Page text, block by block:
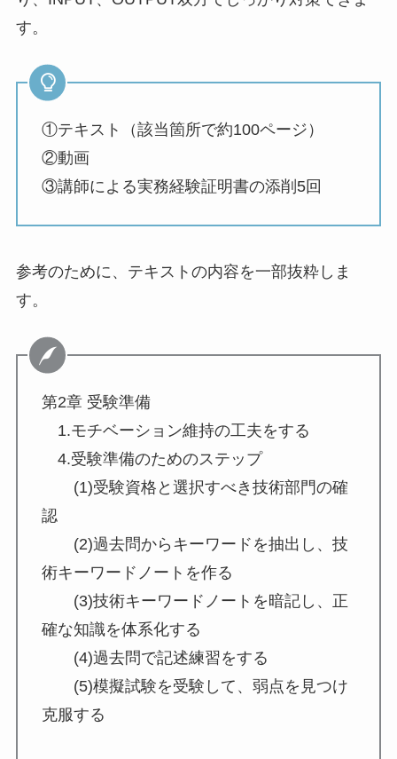
す。
①テキスト（該当箇所で約100ページ）
②動画
③講師による実務経験証明書の添削5回
参考のために、テキストの内容を一部抜粋しま
す。
第2章 受験準備
1.モチベーション維持の工夫をする
4.受験準備のためのステップ
(1)受験資格と選択すべき技術部門の確
認
(2)過去問からキーワードを抽出し、技
術キーワードノートを作る
(3)技術キーワードノートを暗記し、正
確な知識を体系化する
(4)過去問で記述練習をする
(5)模擬試験を受験して、弱点を見つけ
克服する